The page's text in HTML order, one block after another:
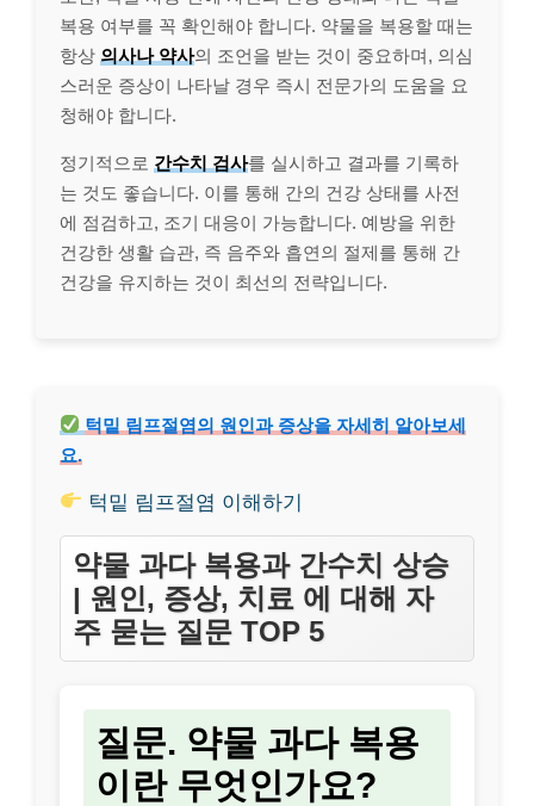
복용 여부를 꼭 확인해야 합니다. 약물을 복용할 때는
항상 의사나 약사의 조언을 받는 것이 중요하며, 의심
스러운 증상이 나타날 경우 즉시 전문가의 도움을 요
청해야 합니다.
정기적으로 간수치 검사를 실시하고 결과를 기록하
는 것도 좋습니다. 이를 통해 간의 건강 상태를 사전
에 점검하고, 조기 대응이 가능합니다. 예방을 위한
건강한 생활 습관, 즉 음주와 흡연의 절제를 통해 간
건강을 유지하는 것이 최선의 전략입니다.
턱밑 림프절염의 원인과 증상을 자세히 알아보세
요.
턱밑 림프절염 이해하기
약물 과다 복용과 간수치 상승
| 원인, 증상, 치료 에 대해 자
주 묻는 질문 TOP 5
질문. 약물 과다 복용
이란 무엇인가요?